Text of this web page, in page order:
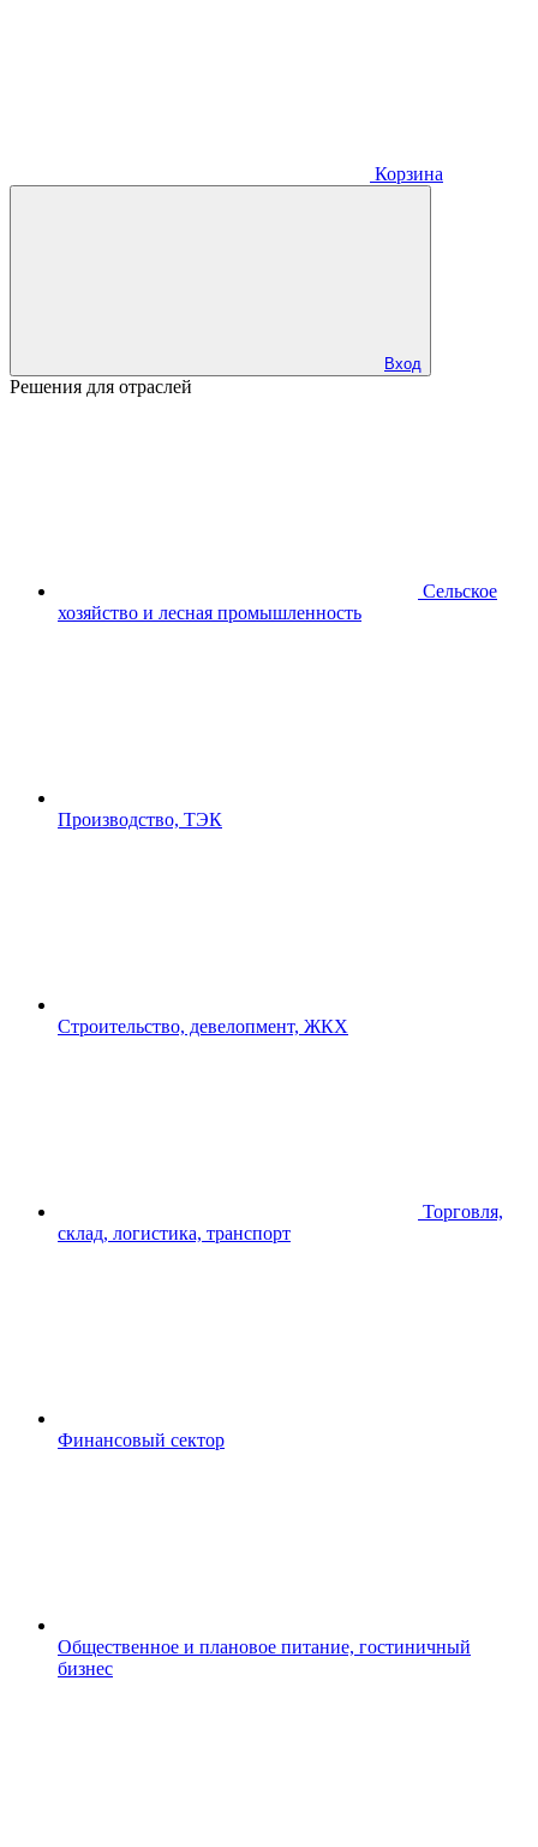
Корзина
Вход
Решения для отраслей
Сельское
хозяйство и лесная промышленность
Производство, ТЭК
Строительство, девелопмент, ЖКХ
Торговля,
склад, логистика, транспорт
Финансовый сектор
Общественное и плановое питание, гостиничный
бизнес